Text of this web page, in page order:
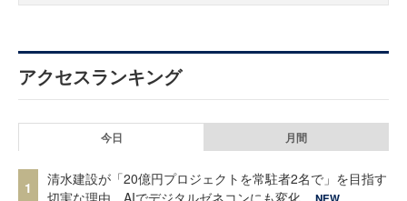
アクセスランキング
今日 月間
1
清水建設が「20億円プロジェクトを常駐者2名で」を目指す
切実な理由、AIでデジタルゼネコンにも変化